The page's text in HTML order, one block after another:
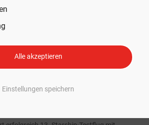
Alle akzeptieren
Einstellungen speichern
nach Europa: Frankreich erhält eigenen